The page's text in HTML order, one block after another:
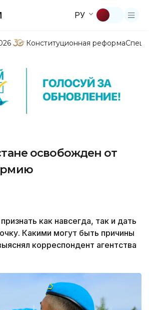
РУ
Конституционная реформа
освобожден от
как навсегда, так и дать
Какими могут быть причины
корреспондент агентства